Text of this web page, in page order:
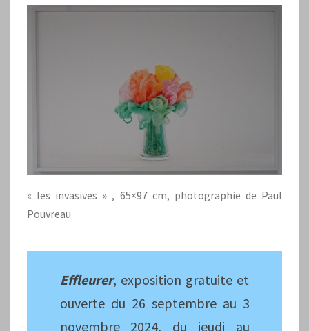
« les invasives » , 65×97 cm, photographie de Paul
Pouvreau
Effleurer, exposition gratuite et
ouverte du 26 septembre au 3
novembre 2024, du jeudi au